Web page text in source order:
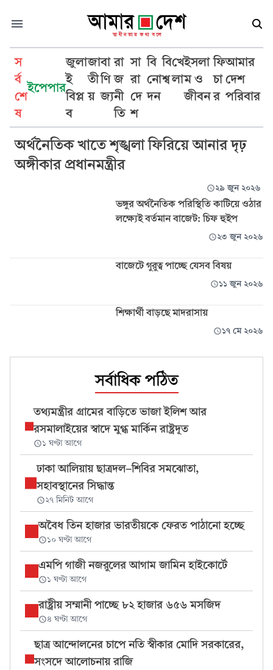
স
র্ব
শে
ষ
ইপেপার
জুলা
ই
বিপ্ল
ব
জা
তী
য়
বা
ণি
জ্য
রা
জ
নী
তি
সা
রা
দে
শ
বি
নো
দন
বি
শ্ব
খে
লা
ইসলা
ম ও
জীবন
ফি
চা
র
আমার
দেশ
পরিবার
অর্থনৈতিক
অর্থনৈতিক খাতে শৃঙ্খলা ফিরিয়ে আনার দৃঢ়
অঙ্গীকার প্রধানমন্ত্রীর
২৯ জুন ২০২৬
ভঙ্গুর অর্থনৈতিক পরিস্থিতি কাটিয়ে ওঠার
লক্ষ্যেই বর্তমান বাজেট: চিফ হুইপ
২৩ জুন ২০২৬
বাজেটে গুরুত্ব পাচ্ছে যেসব বিষয়
১১ জুন ২০২৬
শিক্ষার্থী বাড়ছে মাদরাসায়
১৭ মে ২০২৬
সর্বাধিক পঠিত
তথ্যমন্ত্রীর গ্রামের বাড়িতে ভাজা ইলিশ আর
রসমালাইয়ের স্বাদে মুগ্ধ মার্কিন রাষ্ট্রদূত
১ ঘণ্টা আগে
ঢাকা আলিয়ায় ছাত্রদল-শিবির সমঝোতা,
সহাবস্থানের সিদ্ধান্ত
২৭ মিনিট আগে
অবৈধ তিন হাজার ভারতীয়কে ফেরত পাঠানো হচ্ছে
১০ ঘণ্টা আগে
এমপি গাজী নজরুলের আগাম জামিন হাইকোর্টে
১ ঘণ্টা আগে
রাষ্ট্রীয় সম্মানী পাচ্ছে ৮২ হাজার ৬৫৬ মসজিদ
৪ ঘণ্টা আগে
ছাত্র আন্দোলনের চাপে নতি স্বীকার মোদি সরকারের,
সংসদে আলোচনায় রাজি